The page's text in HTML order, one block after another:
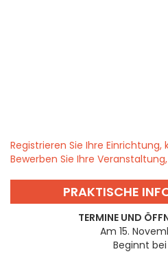
Registrieren Sie Ihre Einrichtung,
Bewerben Sie Ihre
PRAKTISCHE
TERMINE UND
Am 15.
Beginnt bei